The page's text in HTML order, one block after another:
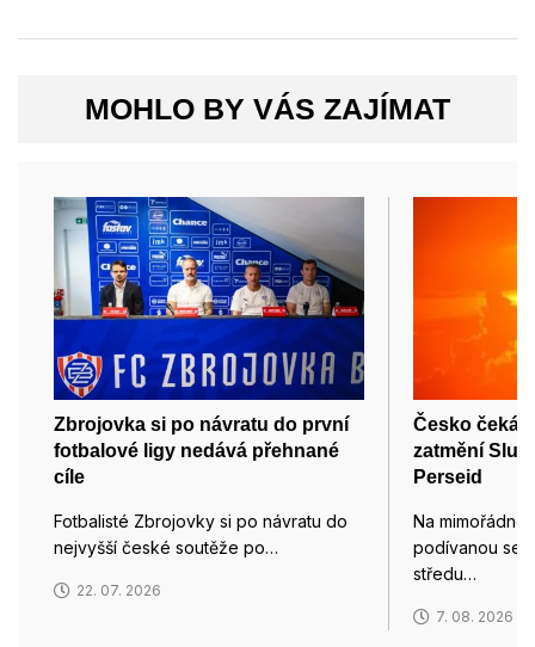
MOHLO BY VÁS ZAJÍMAT
Zbrojovka si po návratu do první
fotbalové ligy nedává přehnané
cíle
Fotbalisté Zbrojovky si po návratu do
nejvyšší české soutěže po…
22. 07. 2026
Česko čeká
zatmění
Perseid
Na
podívanou se
středu…
7. 08. 2026